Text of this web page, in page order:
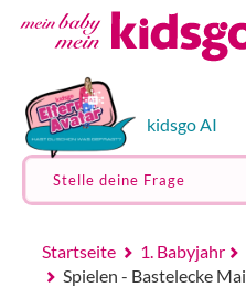
kidsgo AI
Stelle deine Frage
Startseite 1. Babyjahr
Spielen - Bastelecke Mai